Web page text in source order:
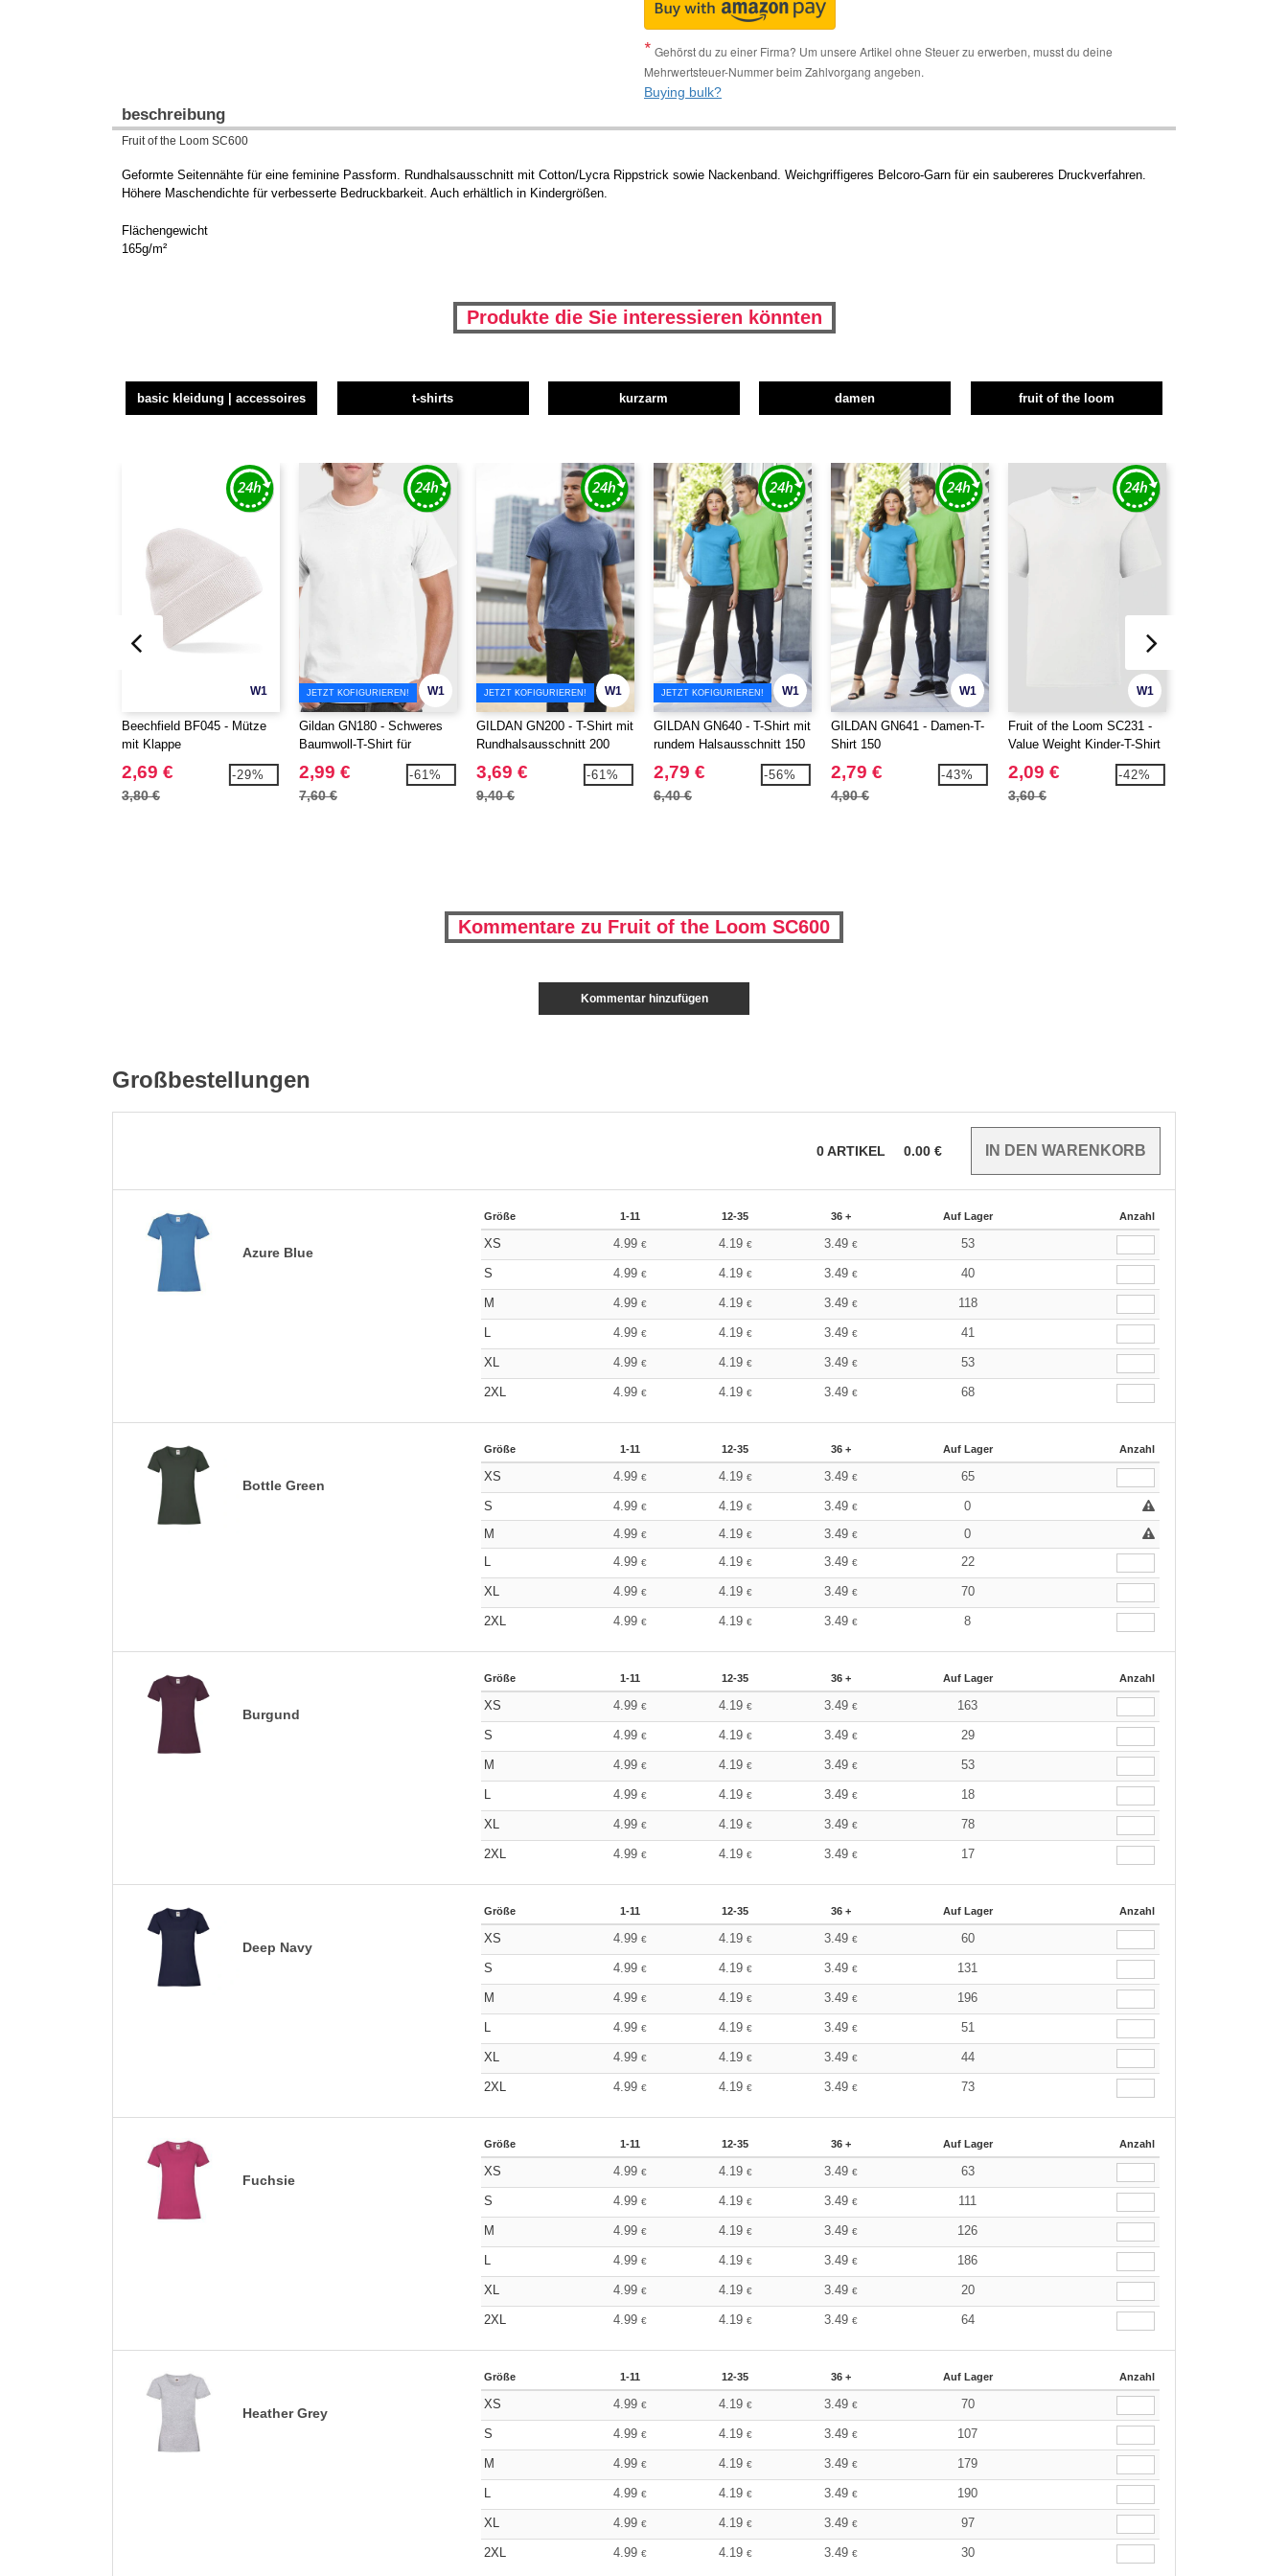
Gehörst du zu einer Firma? Um unsere Artikel ohne Steuer zu erwerben, musst du deine
Mehrwertsteuer-Nummer beim Zahlvorgang angeben.
Buying bulk?
beschreibung
Fruit of the Loom SC600
Geformte Seitennähte für eine feminine Passform. Rundhalsausschnitt mit Cotton/Lycra Rippstrick sowie Nackenband. Weichgriffigeres Belcoro-Garn für ein saubereres Druckverfahren.
Höhere Maschendichte für verbesserte Bedruckbarkeit. Auch erhältlich in Kindergrößen.
Flächengewicht
165g/m²
Produkte die Sie interessieren könnten
basic kleidung | accessoires t-shirts kurzarm damen fruit of the loom
W1
Beechfield BF045 - Mütze
mit Klappe
2,69 €
3,80 €
-29%
W1
JETZT KOFIGURIEREN!
Gildan GN180 - Schweres
Baumwoll-T-Shirt für
Erwachsene
2,99 €
7,60 €
-61%
W1
JETZT KOFIGURIEREN!
GILDAN GN200 - T-Shirt mit
Rundhalsausschnitt 200
3,69 €
9,40 €
-61%
W1
JETZT KOFIGURIEREN!
GILDAN GN640 - T-Shirt mit
rundem Halsausschnitt 150
2,79 €
6,40 €
-56%
W1
GILDAN GN641 - Damen-T-
Shirt 150
2,79 €
4,90 €
-43%
W1
Fruit of the Loom SC231 -
Value Weight Kinder-T-Shirt
2,09 €
3,60 €
-42%
Kommentare zu Fruit of the Loom SC600
Kommentar hinzufügen
Großbestellungen
0ARTIKEL 0.00 €
Azure Blue
Größe 1-11 12-35 36 + Auf Lager Anzahl
XS 4.99 € 4.19 € 3.49€ 53
S 4.99 € 4.19 € 3.49€ 40
M 4.99 € 4.19 € 3.49€ 118
L 4.99 € 4.19 € 3.49€ 41
XL 4.99 € 4.19 € 3.49€ 53
2XL 4.99 € 4.19 € 3.49€ 68
Bottle Green
Größe 1-11 12-35 36 + Auf Lager Anzahl
XS 4.99 € 4.19 € 3.49€ 65
S 4.99 € 4.19 € 3.49€
0
M
4.99 € 4.19 € 3.49€
0
L
4.99 € 4.19 € 3.49€ 22
XL 4.99 € 4.19 € 3.49€ 70
2XL 4.99 € 4.19 € 3.49€ 8
Burgund
Größe 1-11 12-35 36 + Auf Lager Anzahl
XS 4.99 € 4.19 € 3.49€ 163
S 4.99 € 4.19 € 3.49€ 29
M 4.99 € 4.19 € 3.49€ 53
L 4.99 € 4.19 € 3.49€ 18
XL 4.99 € 4.19 € 3.49€ 78
2XL 4.99 € 4.19 € 3.49€ 17
Deep Navy
Größe 1-11 12-35 36 + Auf Lager Anzahl
XS 4.99 € 4.19 € 3.49€ 60
S 4.99 € 4.19 € 3.49€ 131
M 4.99 € 4.19 € 3.49€ 196
L 4.99 € 4.19 € 3.49€ 51
XL 4.99 € 4.19 € 3.49€ 44
2XL 4.99 € 4.19 € 3.49€ 73
Fuchsie
Größe 1-11 12-35 36 + Auf Lager Anzahl
XS 4.99 € 4.19 € 3.49€ 63
S 4.99 € 4.19 € 3.49€ 111
M 4.99 € 4.19 € 3.49€ 126
L 4.99 € 4.19 € 3.49€ 186
XL 4.99 € 4.19 € 3.49€ 20
2XL 4.99 € 4.19 € 3.49€ 64
Heather Grey
Größe 1-11 12-35 36 + Auf Lager Anzahl
XS 4.99 € 4.19 € 3.49€ 70
S 4.99 € 4.19 € 3.49€ 107
M 4.99 € 4.19 € 3.49€ 179
L 4.99 € 4.19 € 3.49€ 190
XL 4.99 € 4.19 € 3.49€ 97
2XL 4.99 € 4.19 € 3.49€ 30